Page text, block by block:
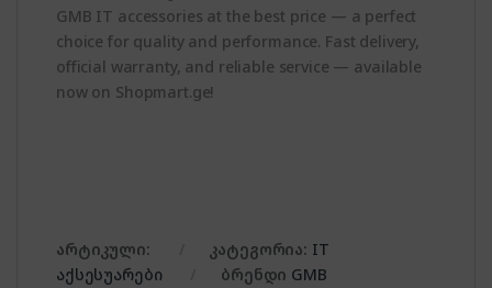
GMB IT accessories at the best price — a perfect
choice for quality and performance. Fast delivery,
official warranty, and reliable service — available
now on Shopmart.ge!
არტიკული: კატეგორია: IT
აქსესუარები
ბრენდი GMB